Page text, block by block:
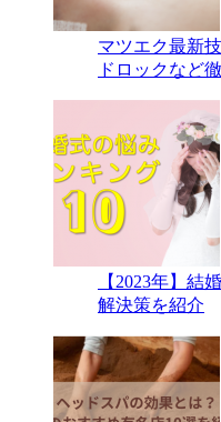
マツエク最新
ドロックなど
【2023年】結
解決策を紹介